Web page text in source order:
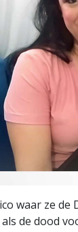
waar ze de
de dood